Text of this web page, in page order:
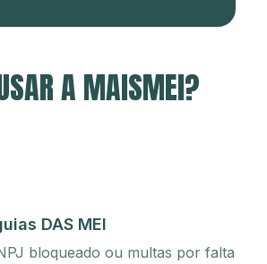
A MAISMEI?
DAS MEI
bloqueado ou multas por falta